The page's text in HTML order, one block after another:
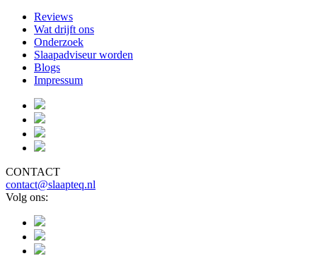
Reviews
Wat drijft ons
Onderzoek
Slaapadviseur worden
Blogs
Impressum
CONTACT
contact@slaapteq.nl
Volg ons: